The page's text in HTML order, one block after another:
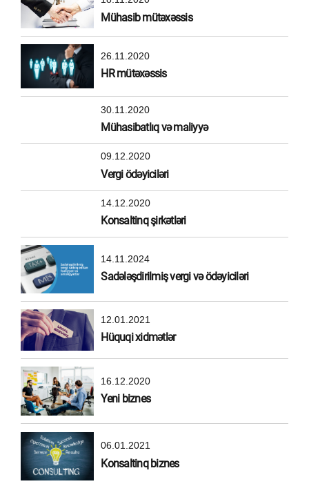
Mühasib mütəxəssis
26.11.2020
HR mütəxəssis
30.11.2020
Mühasibatlıq və maliyyə
09.12.2020
Vergi ödəyiciləri
14.12.2020
Konsaltinq şirkətləri
14.11.2024
Sadələşdirilmiş vergi və ödəyiciləri
12.01.2021
Hüquqi xidmətlər
16.12.2020
Yeni biznes
06.01.2021
Konsaltinq biznes